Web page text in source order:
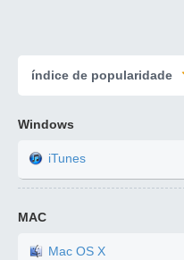
índice de popularidade
Windows
iTunes
MAC
Mac OS X